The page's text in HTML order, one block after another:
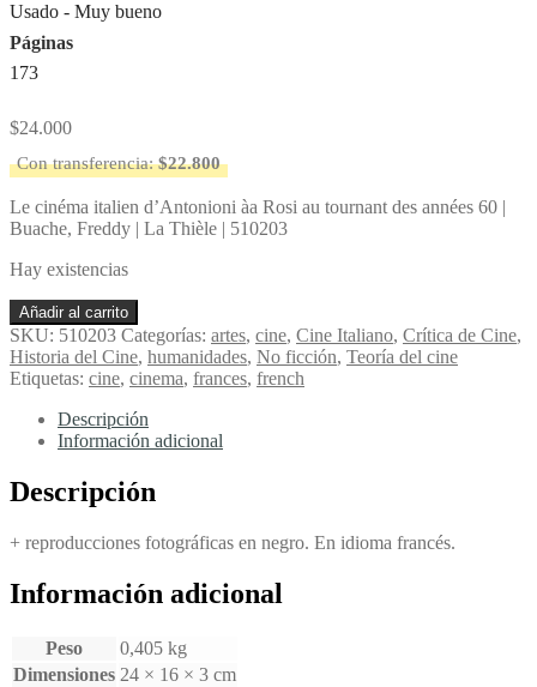
Usado - Muy bueno
Páginas
173
$24.000
Con transferencia:$22.800
Le cinéma italien d’Antonioni àa Rosi au tournant des années 60 |
Buache, Freddy | La Thièle | 510203
Hay existencias
Le
cinéma
italien
d'Antonioni
Rosi
des
années
-
Freddy
Añadir al carrito
SKU: 510203 Categorías: artes, cine, Cine Italiano, Crítica de Cine,
Historia del Cine, humanidades, No ficción, Teoría del cine
Etiquetas: cine, cinema, frances, french
Descripción
Información adicional
Descripción
+ reproducciones fotográficas en negro. En idioma francés.
Información adicional
Peso
0,405 kg
Dimensiones 24 × 16 × 3 cm